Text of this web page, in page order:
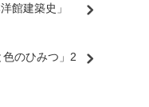
館建築史」
色のひみつ」2